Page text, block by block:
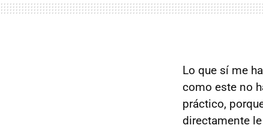
Lo que sí me
como este no
práctico,
directamente